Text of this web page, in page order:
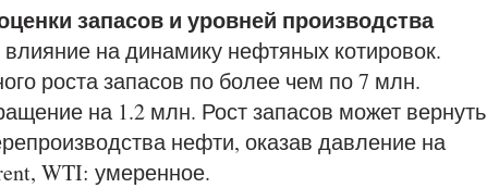
запасов и уровней производства
влияние на динамику нефтяных котировок.
роста запасов по более чем по 7 млн.
на 1.2 млн. Рост запасов может вернуть
нефти, оказав давление на
WTI: умеренное.